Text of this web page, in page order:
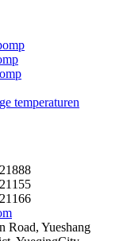
temperaturen
Road, Yueshang